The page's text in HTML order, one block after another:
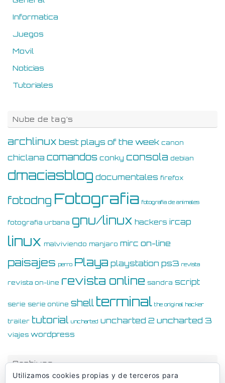
Informatica
Juegos
Movil
Noticias
Tutoriales
Nube de tag’s
archlinux best plays of the week canon
chiclana comandos conky consola debian
dmaciasblog documentales firefox
fotodng Fotografia fotografia de animales
fotografia urbana gnu/linux hackers ircap
linux malviviendo manjaro mirc on-line
paisajes perro Playa playstation ps3 revista
revista on-line revista online sandra script
serie serie online shell terminal the original hacker
trailer tutorial uncharted uncharted 2 uncharted 3
viajes wordpress
Archivos
Utilizamos cookies propias y de terceros para